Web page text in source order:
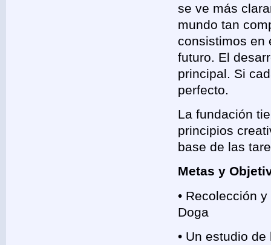
se ve más
mundo tan
consistimos en
futuro. El
principal. Si
perfecto.
La fundación
principios
base de las
Metas y
• Recolección
Doga
• Un estudio